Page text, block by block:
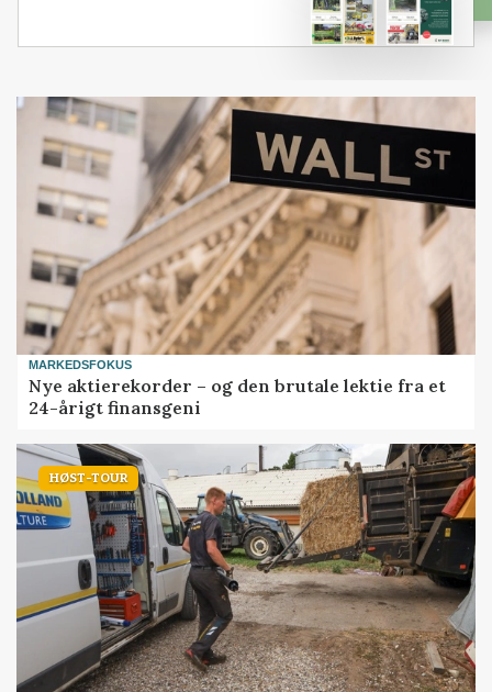
MARKEDSFOKUS
Nye aktierekorder – og den brutale lektie fra et
24-årigt finansgeni
HØST-TOUR